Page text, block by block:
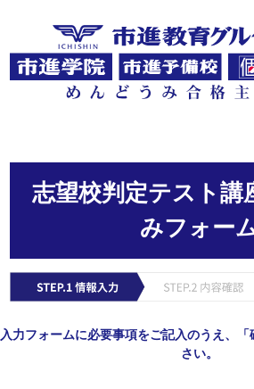
志望校判定テスト講
みフォー
入力フォームに必要事項をご記入のうえ、
さい。